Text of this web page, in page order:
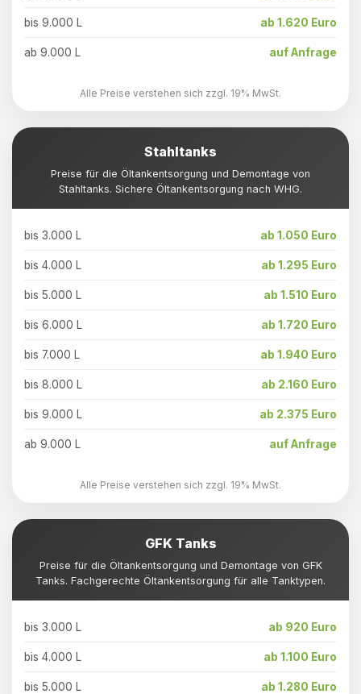
bis 9.000 L ab 1.620 Euro
ab 9.000 L auf Anfrage
Alle Preise verstehen sich zzgl. 19% MwSt.
Stahltanks
Preise für die Öltankentsorgung und Demontage von
Stahltanks. Sichere Öltankentsorgung nach WHG.
bis 3.000 L ab 1.050 Euro
bis 4.000 L ab 1.295 Euro
bis 5.000 L ab 1.510 Euro
bis 6.000 L ab 1.720 Euro
bis 7.000 L ab 1.940 Euro
bis 8.000 L ab 2.160 Euro
bis 9.000 L ab 2.375 Euro
ab 9.000 L auf Anfrage
Alle Preise verstehen sich zzgl. 19% MwSt.
GFK Tanks
Preise für die Öltankentsorgung und Demontage von GFK
Tanks. Fachgerechte Öltankentsorgung für alle Tanktypen.
bis 3.000 L ab 920 Euro
bis 4.000 L ab 1.100 Euro
bis 5.000 L ab 1.280 Euro